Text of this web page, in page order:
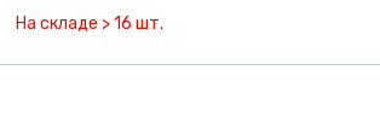
На складе > 16 шт.